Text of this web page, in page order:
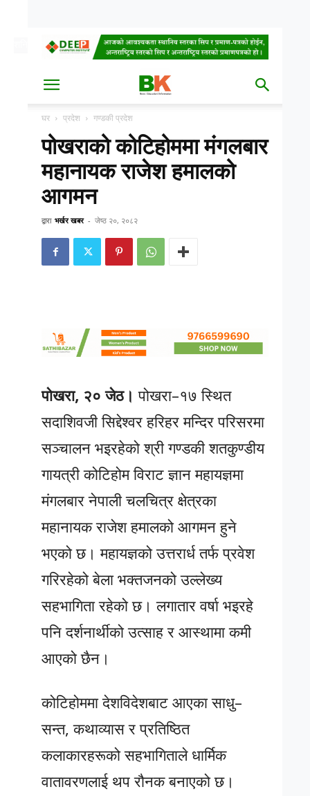
शनि, साउन २३, २०८३
घर प्रदेश गण्डकी प्रदेश
पोखराको कोटिहोममा मंगलबार
महानायक राजेश हमालको
आगमन
द्वारा भर्खर खबर - जेष्ठ २०, २०८२
पोखरा, २० जेठ। पोखरा–१७ स्थित
सदाशिवजी सिद्देश्वर हरिहर मन्दिर परिसरमा
सञ्चालन भइरहेको श्री गण्डकी शतकुण्डीय
गायत्री कोटिहोम विराट ज्ञान महायज्ञमा
मंगलबार नेपाली चलचित्र क्षेत्रका
महानायक राजेश हमालको आगमन हुने
भएको छ। महायज्ञको उत्तरार्ध तर्फ प्रवेश
गरिरहेको बेला भक्तजनको उल्लेख्य
सहभागिता रहेको छ। लगातार वर्षा भइरहे
पनि दर्शनार्थीको उत्साह र आस्थामा कमी
आएको छैन।
कोटिहोममा देशविदेशबाट आएका साधु–
सन्त, कथाव्यास र प्रतिष्ठित
कलाकारहरूको सहभागिताले धार्मिक
वातावरणलाई थप रौनक बनाएको छ।